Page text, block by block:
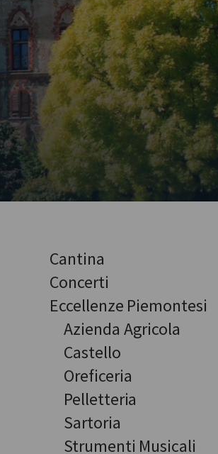
Cantina
Concerti
Eccellenze Piemontesi
Azienda Agricola
Castello
Oreficeria
Pelletteria
Sartoria
Strumenti Musicali